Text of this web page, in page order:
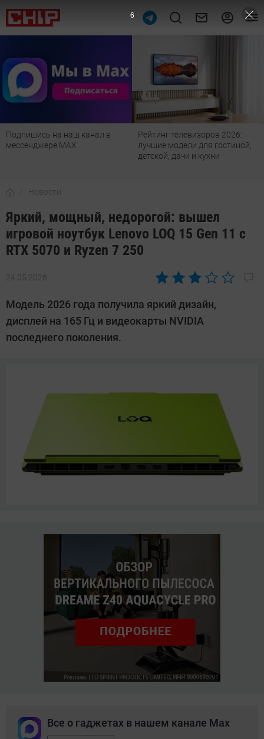
Подпишись на наш канал в
мессенджере МАХ
Рейтинг телевизоров 2026:
лучшие модели для гостиной,
детской, дачи и кухни
Новости
Яркий, мощный, недорогой: вышел
игровой ноутбук Lenovo LOQ 15 Gen 11 с
RTX 5070 и Ryzen 7 250
24.05.2026
Автор:
Довлатова
Модель 2026 года получила яркий дизайн,
дисплей на 165 Гц и видеокарты NVIDIA
последнего поколения.
Все о гаджетах в нашем канале Max
5